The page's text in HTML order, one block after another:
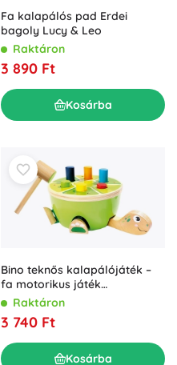
Fa kalapálós pad Erdei
bagoly Lucy & Leo
Raktáron
3 890 Ft
Kosárba
Bino teknős kalapálójáték –
fa motorikus játék
gyerekeknek
Raktáron
3 740 Ft
Kosárba